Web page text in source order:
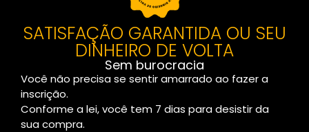
SATISFAÇÃO GARANTIDA OU SEU
DINHEIRO DE VOLTA
Sem burocracia
Você não precisa se sentir amarrado ao fazer a
inscrição.
Conforme a lei, você tem 7 dias para desistir da
sua compra.